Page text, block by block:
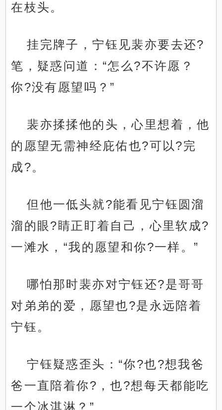
在枝头。
挂完牌子，宁钰见裴亦要去还?
笔，疑惑问道：“怎么?不许愿？
你?没有愿望吗？”
裴亦揉揉他的头，心里想着，他
的愿望无需神经庇佑也?可以?完
成?。
但他一低头就?能看见宁钰圆溜
溜的眼?睛正盯着自己，心里软成?
一滩水，“我的愿望和你?一样。”
哪怕那时裴亦对宁钰还?是哥哥
对弟弟的爱，愿望也?是永远陪着
宁钰。
宁钰疑惑歪头：“你?也?想我爸
爸一直陪着你?，也?想每天都能吃
一个冰淇淋？”